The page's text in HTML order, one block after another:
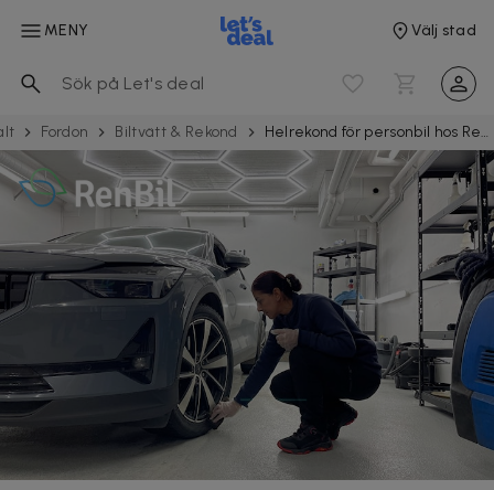
MENY Välj stad
Fordon Biltvätt & Rekond Helrekond för personbil hos RenBil på Östermalm & Kungsholmen